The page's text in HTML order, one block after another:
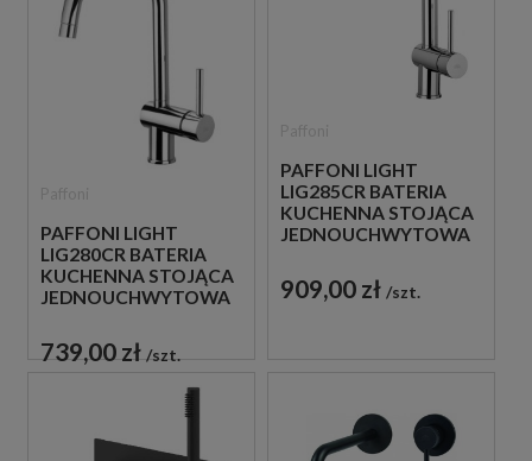
PAFFONI LIGHT
LIG280CR BATERIA
KUCHENNA STOJĄCA
JEDNOUCHWYTOWA
739,00 zł szt.
PAFFONI LIGHT
LIG285CR BATERIA
KUCHENNA STOJĄCA
JEDNOUCHWYTOWA
909,00 zł szt.